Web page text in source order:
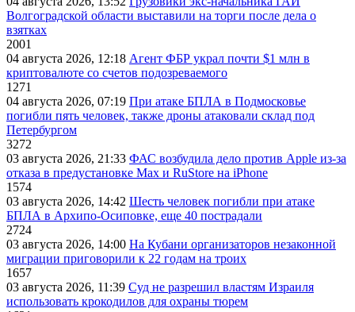
Волгоградской области выставили на торги после дела о
взятках
2001
04 августа 2026, 12:18 Агент ФБР украл почти $1 млн в
криптовалюте со счетов подозреваемого
1271
04 августа 2026, 07:19 При атаке БПЛА в Подмосковье
погибли пять человек, также дроны атаковали склад под
Петербургом
3272
03 августа 2026, 21:33 ФАС возбудила дело против Apple из-за
отказа в предустановке Max и RuStore на iPhone
1574
03 августа 2026, 14:42 Шесть человек погибли при атаке
БПЛА в Архипо-Осиповке, еще 40 пострадали
2724
03 августа 2026, 14:00 На Кубани организаторов незаконной
миграции приговорили к 22 годам на троих
1657
03 августа 2026, 11:39 Суд не разрешил властям Израиля
использовать крокодилов для охраны тюрем